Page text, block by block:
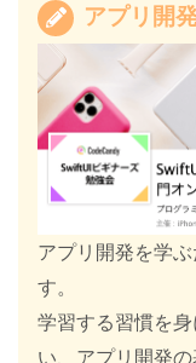
アプリ開
アプリ開発を学
す。
学習する習慣を
い、アプリ開発